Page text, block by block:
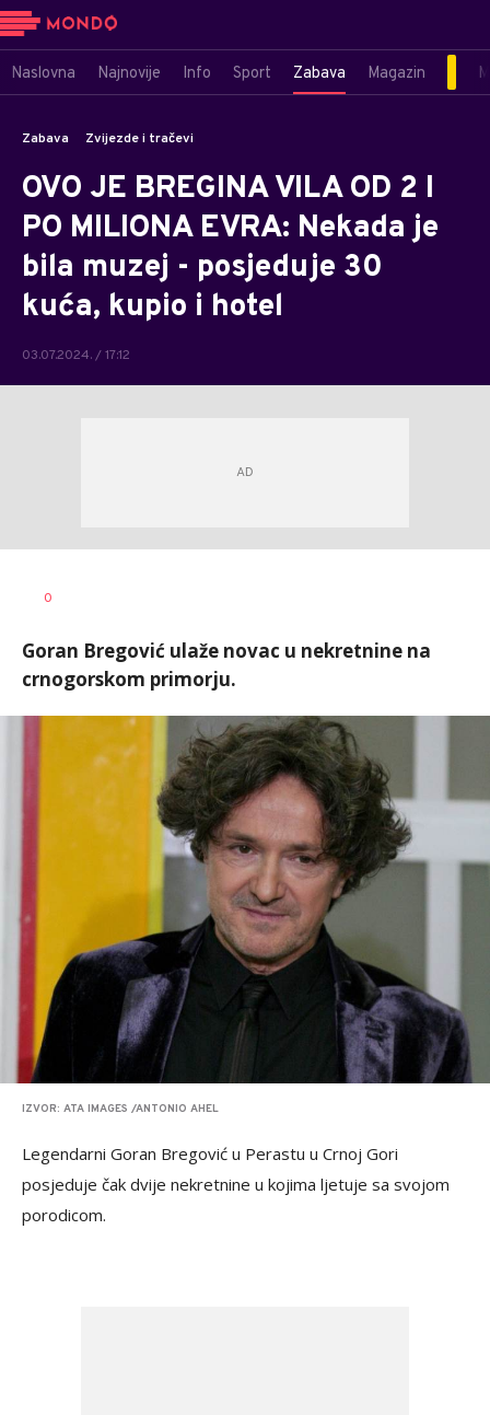
Naslovna Najnovije Info Sport Zabava Magazin
Zabava Zvijezde i tračevi
OVO JE BREGINA VILA OD 2 I
PO MILIONA EVRA: Nekada je
bila muzej - posjeduje 30
kuća, kupio i hotel
03.07.2024. / 17:12
AUTOR
0
Goran Bregović ulaže novac u nekretnine na
crnogorskom primorju.
IZVOR: ATA IMAGES /ANTONIO AHEL
Legendarni Goran Bregović u Perastu u Crnoj Gori
posjeduje čak dvije nekretnine u kojima ljetuje sa svojom
porodicom.